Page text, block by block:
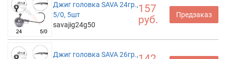
Джиг головка SAVA 24гр.,
5/0, 5шт
savajig24g50
157
руб.
Предзаказ
Джиг головка SAVA 26гр.,